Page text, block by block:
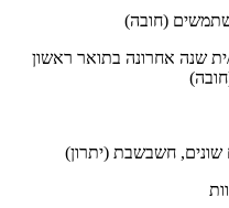
(חובה)
ית שנה אחרונה בתואר ראשון